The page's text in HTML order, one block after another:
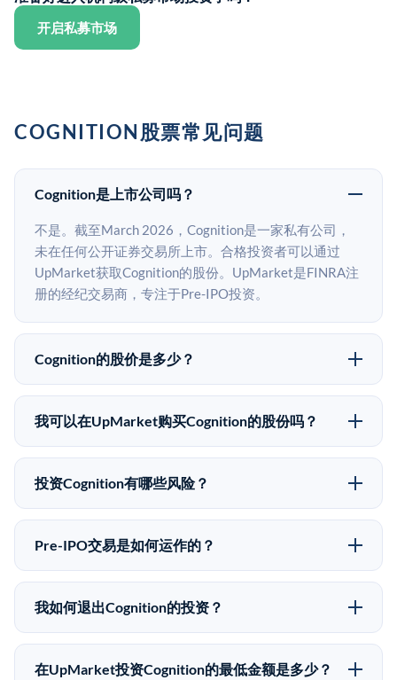
开启私募市场
COGNITION股票常见问题
Cognition是上市公司吗？
不是。截至March 2026，Cognition是一家私有公司，
未在任何公开证券交易所上市。合格投资者可以通过
UpMarket获取Cognition的股份。UpMarket是FINRA注
册的经纪交易商，专注于Pre-IPO投资。
Cognition的股价是多少？
Cognition没有公开股价，因为它是一家私有公司。最近
的已知股价来自其最近一轮融资。 二级市场上的Pre-
有所不同。
我可以在UpMarket购买Cognition的股份吗？
可以。合格投资者可以通过填写本页表单或在
upmarket.co创建账户来表达对Cognition股份的投资意
50,000美元。UpMarket是FINRA注册的经纪交易商，
自2019年以来已经纪超过5亿美元的另类投资。
投资Cognition有哪些风险？
Pre-IPO投资存在重大风险。Cognition的股份流动性
低，意味着没有公开市场可以快速出售。不存在确定的
应做好可能全部损失的准备。私有公司的估值在融资轮
次之间可能大幅波动。投资者应在投资前咨询其财务顾
Pre-IPO交易是如何运作的？
在Pre-IPO交易中，合格投资者通过二级市场平台从现有
股东（如员工、早期投资者或其他持有人）处购买股
为FINRA注册的经纪交易商促成这些交易，代表双方处
理合规、文件和结算事宜。
我如何退出Cognition的投资？
Pre-IPO持股主要有两种退出途径：在二级市场将股份出
售给其他买家，或持有直到公司完成IPO或被收购。两
在UpMarket投资Cognition的最低金额是多少？